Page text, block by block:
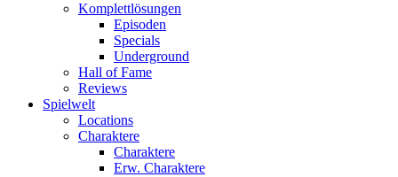
Komplettlösungen
Episoden
Specials
Underground
Hall of Fame
Reviews
Spielwelt
Locations
Charaktere
Charaktere
Erw. Charaktere